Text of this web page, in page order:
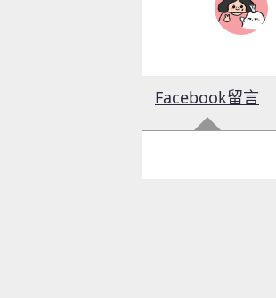
Facebook留言